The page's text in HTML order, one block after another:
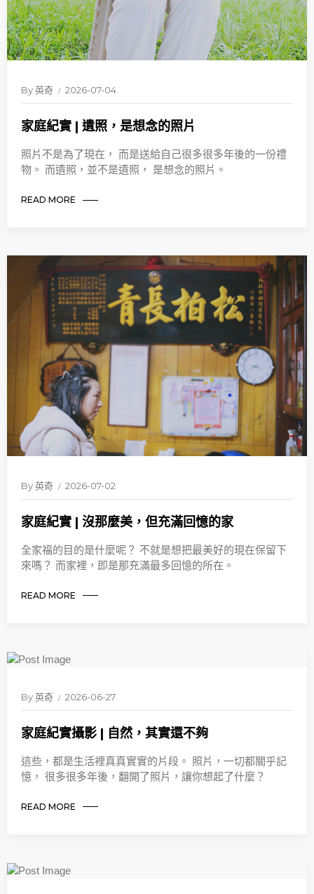
By英奇 2026-07-04
家庭紀實 | 遺照，是想念的照片
照片不是為了現在， 而是送給自己很多很多年後的一份禮
物。 而遺照，並不是遺照， 是想念的照片。
READ MORE
By英奇 2026-07-02
家庭紀實 | 沒那麼美，但充滿回憶的家
全家福的目的是什麼呢？ 不就是想把最美好的現在保留下
來嗎？ 而家裡，即是那充滿最多回憶的所在。
READ MORE
By英奇 2026-06-27
家庭紀實攝影 | 自然，其實還不夠
這些，都是生活裡真真實實的片段。 照片，一切都關乎記
憶， 很多很多年後，翻開了照片，讓你想起了什麼？
READ MORE